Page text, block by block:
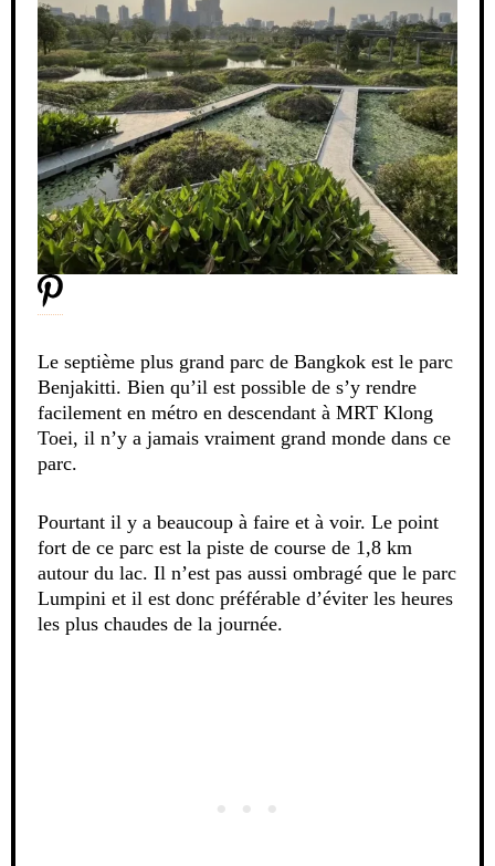
Le septième plus grand parc de Bangkok est le parc
Benjakitti. Bien qu’il est possible de s’y rendre
facilement en métro en descendant à MRT Klong
Toei, il n’y a jamais vraiment grand monde dans ce
parc.
Pourtant il y a beaucoup à faire et à voir. Le point
fort de ce parc est la piste de course de 1,8 km
autour du lac. Il n’est pas aussi ombragé que le parc
Lumpini et il est donc préférable d’éviter les heures
les plus chaudes de la journée.